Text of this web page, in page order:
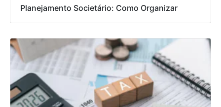
Planejamento Societário: Como Organizar